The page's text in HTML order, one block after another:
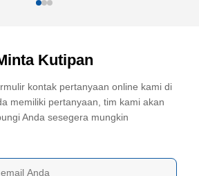
Kutipan
kontak pertanyaan online kami di
memiliki pertanyaan, tim kami akan
Anda sesegera mungkin